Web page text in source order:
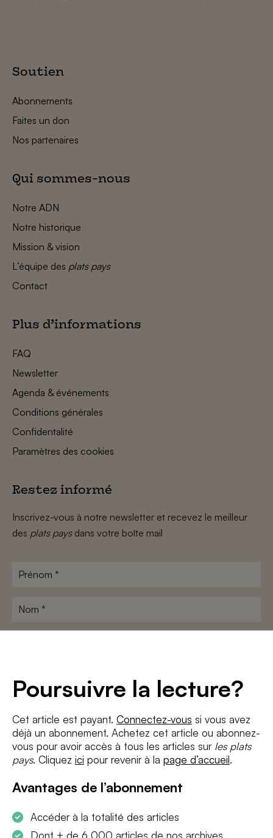
Poursuivre la lecture?
Cet article est payant. Connectez-vous si vous avez
déjà un abonnement. Achetez cet article ou abonnez-
vous pour avoir accès à tous les articles sur les plats
pays. Cliquez ici pour revenir à la page d’accueil.
Avantages de l’abonnement
Accéder à la totalité des articles
Dont + de 6 000 articles de nos archives
Soutien
Abonnements
Faites un don
Nos partenaires
Qui sommes-nous
Notre ADN
Notre historique
Mission & vision
L’équipe des plats pays
Contact
Plus d’informations
FAQ
Newsletter
Agenda & événements
Conditions générales
Confidentalité
Paramètres des cookies
Restez informé
Inscrivez-vous à notre newsletter et recevez le meilleur
des plats paysdans votre boîte mail
Prénom
Nom
J'accepte les termes et conditions etla politique de confidentialité
S'INSCRIRE